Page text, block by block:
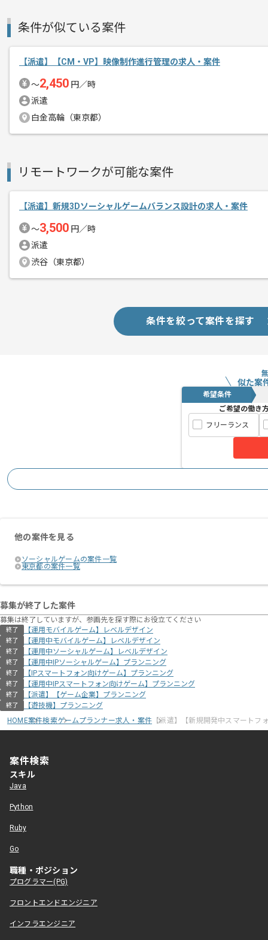
レバテックでの実績も多数ある企業です
条件が似ている案件
【派遣】【CM・VP】映像制作進行管理の求人・案件
〜2,450 円／時
派遣
白金高輪（東京都）
リモートワークが可能な案件
【派遣】新規3Dソーシャルゲームバランス設計の求人・案件
〜3,500 円／時
派遣
渋谷（東京都）
条件を絞って案件を探す
似た案
希望条件
ご希望の働き
フリーランス
他の案件を見る
ソーシャルゲームの案件一覧
東京都の案件一覧
募集が終了した案件
募集は終了していますが、参画先を探す際にお役立てください
終了 【運用モバイルゲーム】レベルデザイン
終了 【運用中モバイルゲーム】レベルデザイン
終了 【運用中ソーシャルゲーム】レベルデザイン
終了 【運用中IPソーシャルゲーム】プランニング
終了 【IPスマートフォン向けゲーム】プランニング
終了 【運用中IPスマートフォン向けゲーム】プランニング
終了 【派遣】【ゲーム企業】プランニング
終了
【遊技機】プランニング
HOME案件検索ゲームプランナー求人・案件 【派遣】【新規開発中スマートフ
案件検索
スキル
Java
Python
Ruby
Go
職種・ポジション
プログラマー(PG)
フロントエンドエンジニア
インフラエンジニア